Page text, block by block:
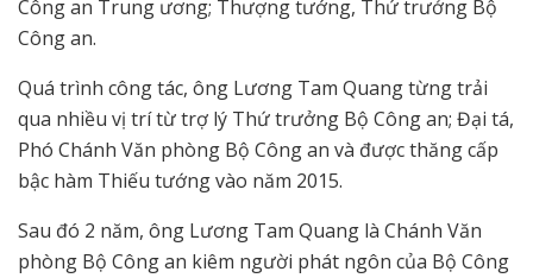
Công an Trung ương; Thượng tướng, Thứ trưởng Bộ
Công an.
Quá trình công tác, ông Lương Tam Quang từng trải
qua nhiều vị trí từ trợ lý Thứ trưởng Bộ Công an; Đại tá,
Phó Chánh Văn phòng Bộ Công an và được thăng cấp
bậc hàm Thiếu tướng vào năm 2015.
Sau đó 2 năm, ông Lương Tam Quang là Chánh Văn
phòng Bộ Công an kiêm người phát ngôn của Bộ Công